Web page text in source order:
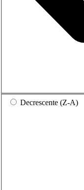
Decrescente (Z-A)